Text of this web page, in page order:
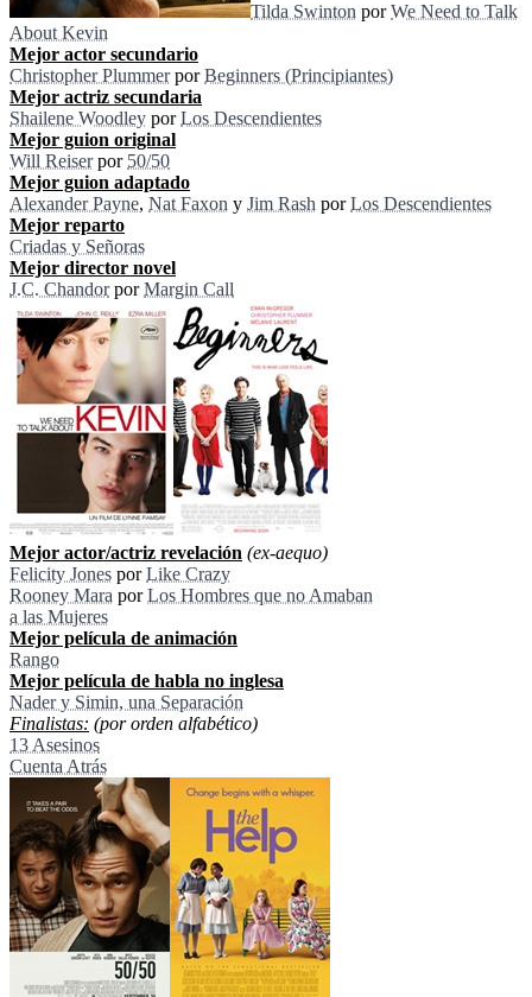
Tilda Swinton porWe Need to Talk
About Kevin
Mejor actor secundario
Christopher PlummerporBeginners (Principiantes)
Mejor actriz secundaria
Shailene Woodley porLos Descendientes
Mejor guion original
Will Reiserpor 50/50
Mejor guion adaptado
Alexander Payne, Nat Faxon y Jim Rash porLos Descendientes
Mejor reparto
Criadas y Señoras
Mejor director novel
J.C. ChandorporMargin Call
Mejor actor/actriz revelación (ex-aequo)
Felicity Jones porLike Crazy
Rooney Mara porLos Hombres que no Amaban
a las Mujeres
Mejor película de animación
Rango
Mejor película de habla no inglesa
Nader y Simin, una Separación
Finalistas: (por orden alfabético)
13 Asesinos
Cuenta Atrás